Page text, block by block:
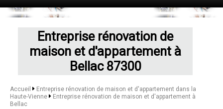
Entreprise rénovation de
maison et d'appartement à
Bellac 87300
Accueil
Entreprise rénovation de maison et d'appartement dans la
Haute-Vienne
Entreprise rénovation de maison et d'appartement à
Bellac